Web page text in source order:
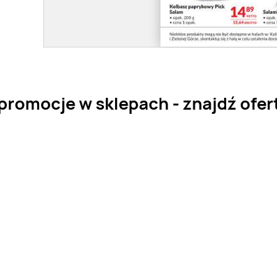
w sklepach - znajdź